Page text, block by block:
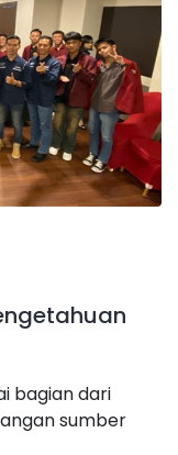
bagian dari
sumber